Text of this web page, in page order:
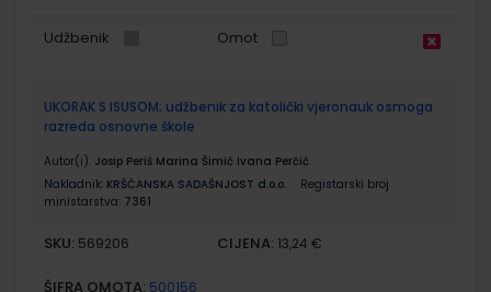
Udžbenik Omot
UKORAK S ISUSOM; udžbenik za katolički vjeronauk osmoga
razreda osnovne škole
Autor(i): Josip Periš Marina Šimić Ivana Perčić
Nakladnik: KRŠĆANSKA SADAŠNJOST d.o.o.
Registarski broj
ministarstva: 7361
SKU: 569206 CIJENA: 13,24 €
ŠIFRA OMOTA: 500156